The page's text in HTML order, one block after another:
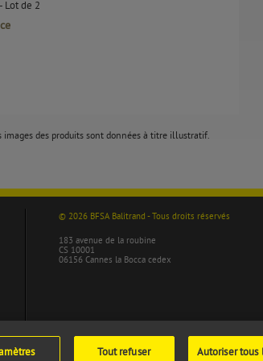
Lot de 2
images des produits sont données à titre illustratif.
© 2026 BFSA Balitrand - Tous droits réservés
183 avenue de la roubine
CS 10001
06156 Cannes la Bocca cedex
Tout refuser Autoriser tous